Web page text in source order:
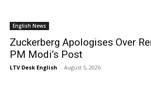
English News
Zuckerberg Apologises Over
PM Modi’s Post
LTV Desk English - August 5, 2026